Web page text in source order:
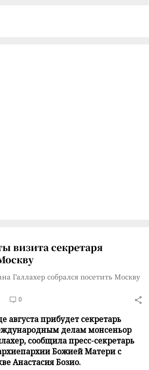
визита секретаря
Галлахер собрался посетить Москву
0
августа прибудет секретарь
делам монсеньор
сообщила пресс-секретарь
Божией Матери с
Анастасия Бозио.